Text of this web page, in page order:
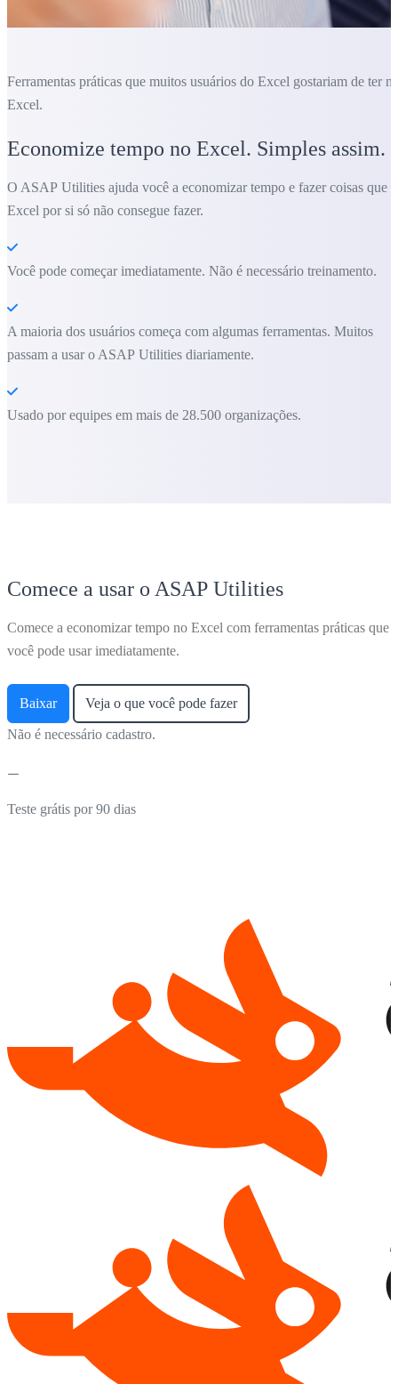
Ferramentas práticas que muitos usuários do Excel gostariam de ter
Excel.
Economize tempo no Excel. Simples assim.
O ASAP Utilities ajuda você a economizar tempo e fazer coisas que o
Excel por si só não consegue fazer.
Você pode começar imediatamente. Não é necessário treinamento.
A maioria dos usuários começa com algumas ferramentas. Muitos
passam a usar o ASAP Utilities diariamente.
Usado por equipes em mais de 28.500 organizações.
Comece a usar o ASAP Utilities
Comece a economizar tempo no Excel com ferramentas práticas que
você pode usar imediatamente.
Baixar Veja o que você pode fazer
Não é necessário cadastro.
Teste grátis por 90 dias